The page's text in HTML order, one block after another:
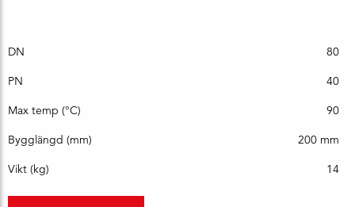
DN 80
PN 40
Max temp (°C) 90
Bygglängd (mm) 200 mm
Vikt (kg) 14